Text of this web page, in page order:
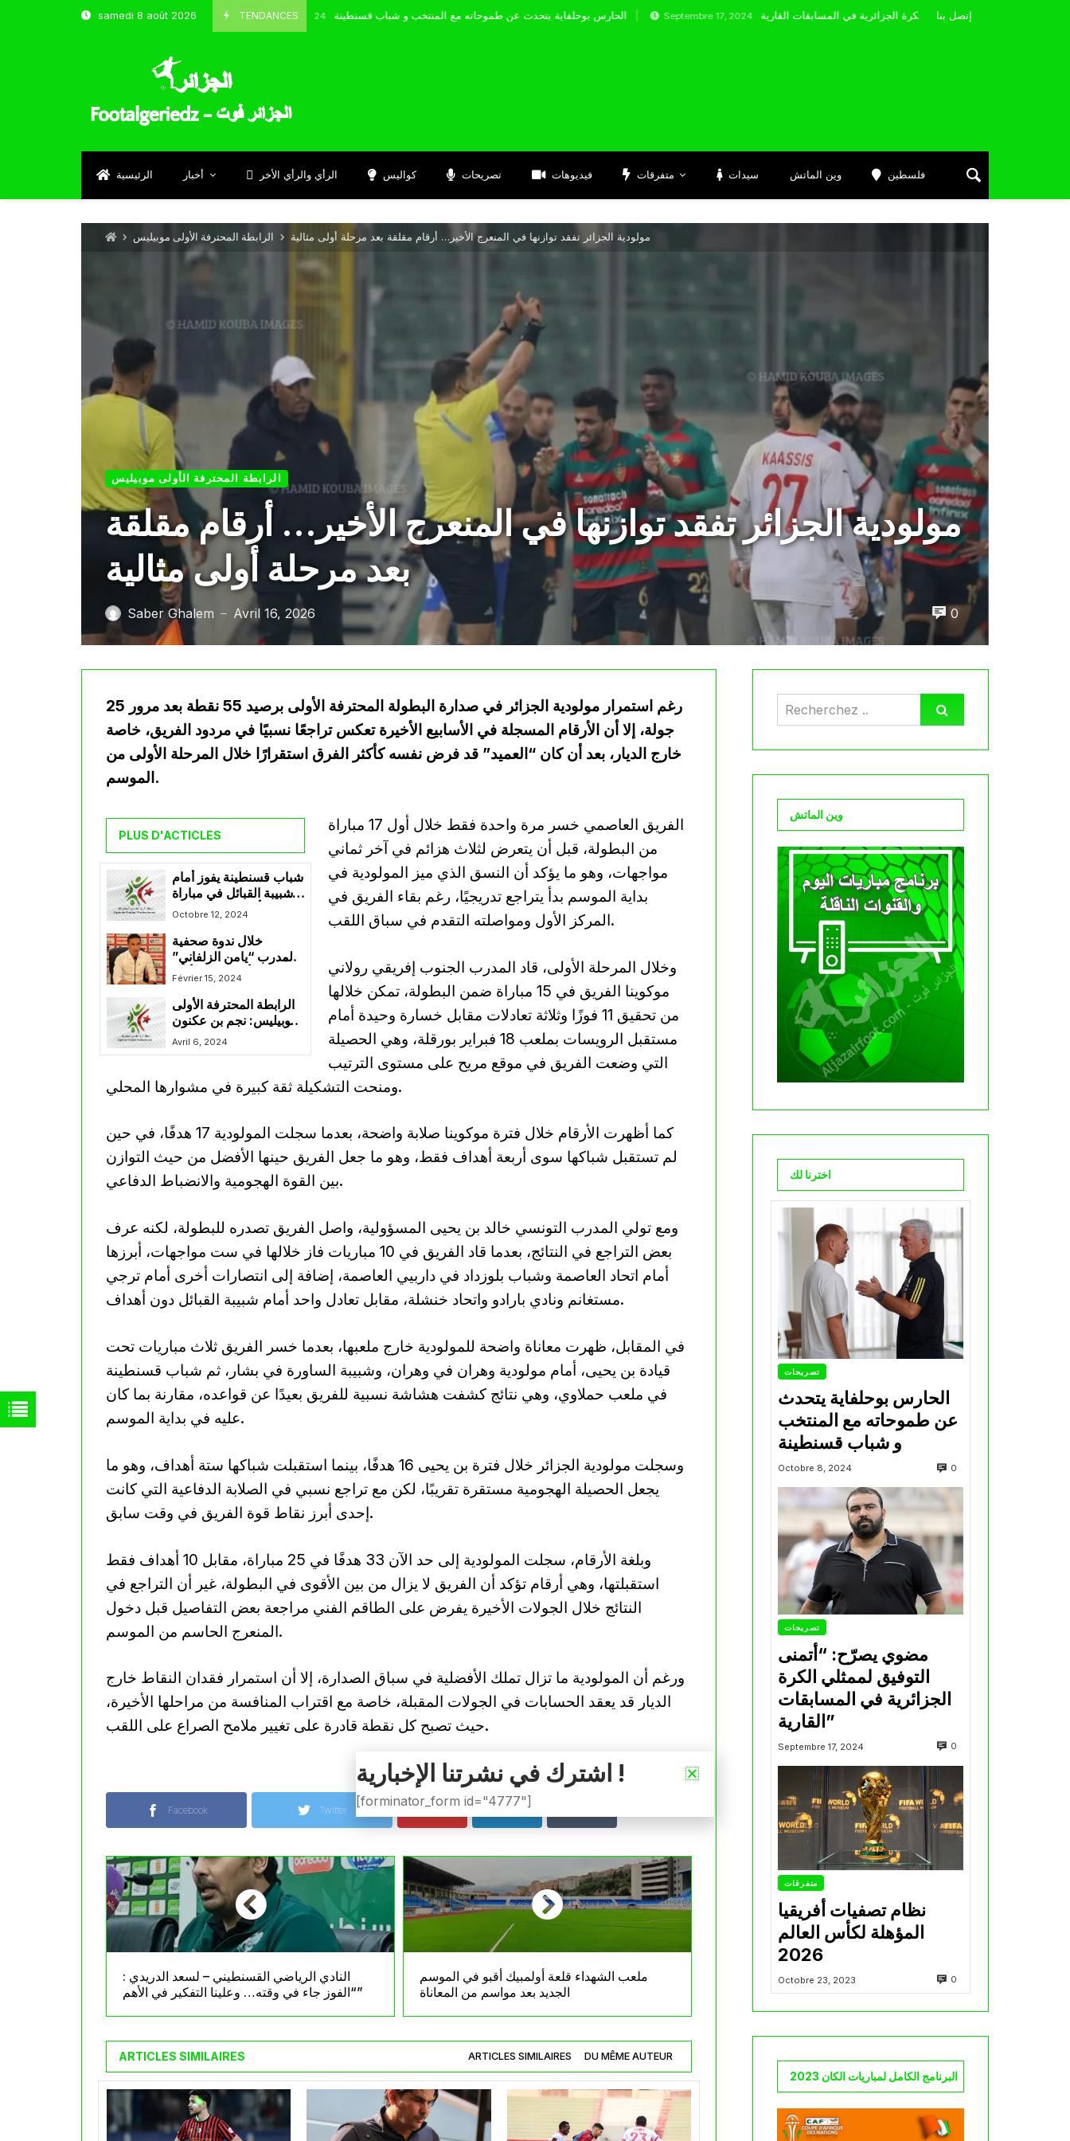
samedi 8 août 2026 TENDANCES
Octobre 8, 2024 الحارس بوحلفاية يتحدث عن طموحاته مع المنتخب و شباب قسنطينة Septembre 17, 2024 إتصل بنا
الرئيسية أخبار الرأي والرأي الأخر كواليس تصريحات فيديوهات متفرقات سيدات وين الماتش فلسطين
الرابطة المحترفة الأولى موبيليس مولودية الجزائر تفقد توازنها في المنعرج الأخير… أرقام مقلقة بعد مرحلة أولى مثالية
الرابطة المحترفة الأولى موبيليس
مولودية الجزائر تفقد توازنها في المنعرج الأخير… أرقام مقلقة
بعد مرحلة أولى مثالية
Saber Ghalem — Avril 16, 2026 0
رغم استمرار مولودية الجزائر في صدارة البطولة المحترفة الأولى برصيد 55 نقطة بعد مرور 25
جولة، إلا أن الأرقام المسجلة في الأسابيع الأخيرة تعكس تراجعًا نسبيًا في مردود الفريق، خاصة
خارج الديار، بعد أن كان “العميد” قد فرض نفسه كأكثر الفرق استقرارًا خلال المرحلة الأولى من
الموسم.
PLUS D'ACTICLES
شباب قسنطينة يفوز أمام
شبيبة القبائل في مباراة
شهدت تألق إبراهيم الديب
Octobre 12, 2024
خلال ندوة صحفية
المدرب “يامن الزلفاني”
يؤكد أنه جاء من أجل
في البطولة والذهاب بعيدا
في الكأس
Février 15, 2024
الرابطة المحترفة الأولى
موبيليس: نجم بن عكنون
ينتصر على اتحاد خنشلة
Avril 6, 2024
الفريق العاصمي خسر مرة واحدة فقط خلال أول 17 مباراة
من البطولة، قبل أن يتعرض لثلاث هزائم في آخر ثماني
مواجهات، وهو ما يؤكد أن النسق الذي ميز المولودية في
بداية الموسم بدأ يتراجع تدريجيًا، رغم بقاء الفريق في
المركز الأول ومواصلته التقدم في سباق اللقب.
وخلال المرحلة الأولى، قاد المدرب الجنوب إفريقي رولاني
موكوينا الفريق في 15 مباراة ضمن البطولة، تمكن خلالها
من تحقيق 11 فوزًا وثلاثة تعادلات مقابل خسارة وحيدة أمام
مستقبل الرويسات بملعب 18 فبراير بورقلة، وهي الحصيلة
التي وضعت الفريق في موقع مريح على مستوى الترتيب
ومنحت التشكيلة ثقة كبيرة في مشوارها المحلي.
كما أظهرت الأرقام خلال فترة موكوينا صلابة واضحة، بعدما سجلت المولودية 17 هدفًا، في حين
لم تستقبل شباكها سوى أربعة أهداف فقط، وهو ما جعل الفريق حينها الأفضل من حيث التوازن
بين القوة الهجومية والانضباط الدفاعي.
ومع تولي المدرب التونسي خالد بن يحيى المسؤولية، واصل الفريق تصدره للبطولة، لكنه عرف
بعض التراجع في النتائج، بعدما قاد الفريق في 10 مباريات فاز خلالها في ست مواجهات، أبرزها
أمام اتحاد العاصمة وشباب بلوزداد في داربيي العاصمة، إضافة إلى انتصارات أخرى أمام ترجي
مستغانم ونادي بارادو واتحاد خنشلة، مقابل تعادل واحد أمام شبيبة القبائل دون أهداف.
في المقابل، ظهرت معاناة واضحة للمولودية خارج ملعبها، بعدما خسر الفريق ثلاث مباريات تحت
قيادة بن يحيى، أمام مولودية وهران في وهران، وشبيبة الساورة في بشار، ثم شباب قسنطينة
في ملعب حملاوي، وهي نتائج كشفت هشاشة نسبية للفريق بعيدًا عن قواعده، مقارنة بما كان
عليه في بداية الموسم.
وسجلت مولودية الجزائر خلال فترة بن يحيى 16 هدفًا، بينما استقبلت شباكها ستة أهداف، وهو ما
يجعل الحصيلة الهجومية مستقرة تقريبًا، لكن مع تراجع نسبي في الصلابة الدفاعية التي كانت
إحدى أبرز نقاط قوة الفريق في وقت سابق.
وبلغة الأرقام، سجلت المولودية إلى حد الآن 33 هدفًا في 25 مباراة، مقابل 10 أهداف فقط
استقبلتها، وهي أرقام تؤكد أن الفريق لا يزال من بين الأقوى في البطولة، غير أن التراجع في
النتائج خلال الجولات الأخيرة يفرض على الطاقم الفني مراجعة بعض التفاصيل قبل دخول
المنعرج الحاسم من الموسم.
ورغم أن المولودية ما تزال تملك الأفضلية في سباق الصدارة، إلا أن استمرار فقدان النقاط خارج
الديار قد يعقد الحسابات في الجولات المقبلة، خاصة مع اقتراب المنافسة من مراحلها الأخيرة،
حيث تصبح كل نقطة قادرة على تغيير ملامح الصراع على اللقب.
Facebook Twitter
النادي الرياضي القسنطيني – لسعد الدريدي :
“الفوز جاء في وقته… وعلينا التفكير في الأهم”
ملعب الشهداء قلعة أولمبيك أقبو في الموسم
الجديد بعد مواسم من المعاناة
ARTICLES SIMILAIRES ARTICLES SIMILAIRES DU MÊME AUTEUR
وين الماتش
اخترنا لك
تصريحات
الحارس بوحلفاية يتحدث
عن طموحاته مع المنتخب
و شباب قسنطينة
Octobre 8, 2024 0
تصريحات
مضوي يصرّح: “أتمنى
التوفيق لممثلي الكرة
الجزائرية في المسابقات
القارية”
Septembre 17, 2024 0
متفرقات
نظام تصفيات أفريقيا
المؤهلة لكأس العالم
2026
Octobre 23, 2023 0
البرنامج الكامل لمباريات الكان 2023
اشترك في نشرتنا الإخبارية !
[forminator_form id="4777"]